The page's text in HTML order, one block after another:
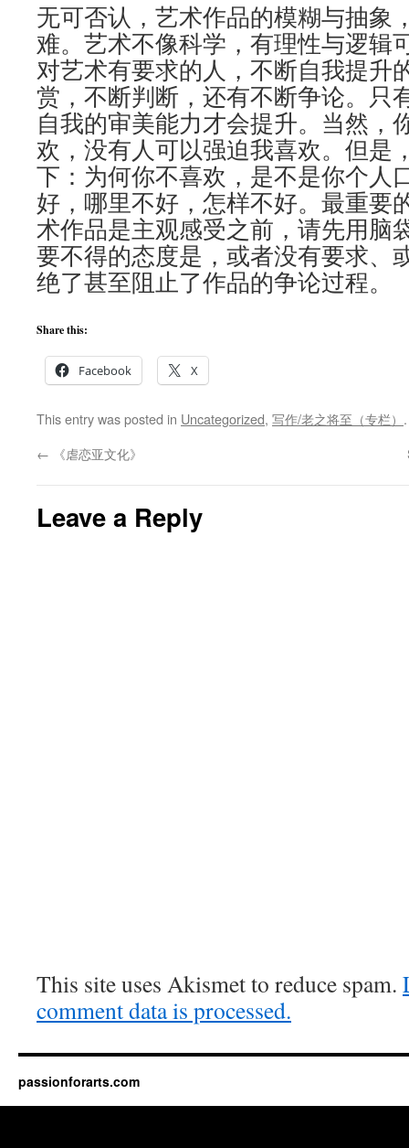
无可否认，艺术作品的模糊与抽象
难。艺术不像科学，有理性与逻辑
对艺术有要求的人，不断自我提升
赏，不断判断，还有不断争论。只
自我的审美能力才会提升。当然，
欢，没有人可以强迫我喜欢。但是
下：为何你不喜欢，是不是你个人
好，哪里不好，怎样不好。最重要
术作品是主观感受之前，请先用脑
要不得的态度是，或者没有要求、
绝了甚至阻止了作品的争论过程。
Share this:
Facebook X
This entry was posted in Uncategorized, 写作/老之将至（专栏）
← 《虐恋亚文化》
Leave a Reply
This site uses Akismet to reduce spam.
comment data is processed.
passionforarts.com